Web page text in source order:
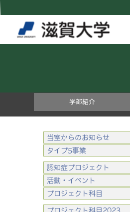
学部紹介
当室からのお知らせ
タイプ5事業
認知症プロジェクト
活動・イベント
プロジェクト科目
プロジェクト科目2023